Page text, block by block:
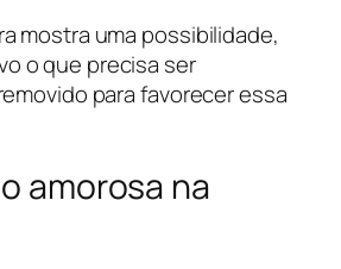
mostra uma possibilidade,
o que precisa ser
para favorecer essa
amorosa na